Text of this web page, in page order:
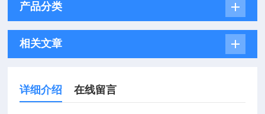
产品分类
相关文章
详细介绍 在线留言